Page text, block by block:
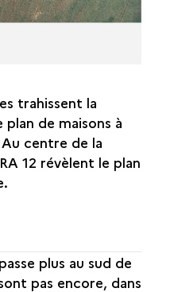
trahissent la
de maisons à
centre de la
12 révèlent le plan
.
plus au sud de
pas encore, dans